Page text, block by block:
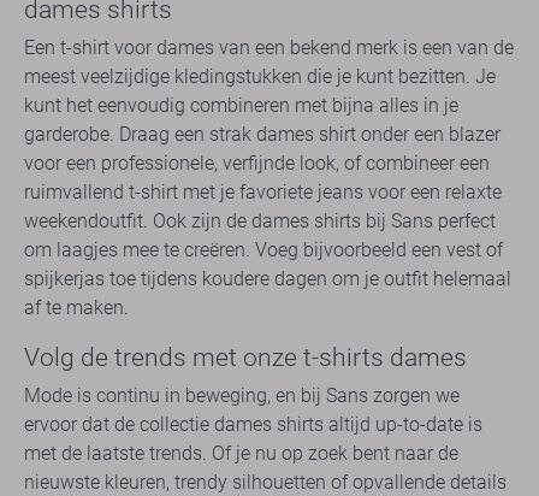
dames shirts
Een t-shirt voor dames van een bekend merk is een van de
meest veelzijdige kledingstukken die je kunt bezitten. Je
kunt het eenvoudig combineren met bijna alles in je
garderobe. Draag een strak dames shirt onder een blazer
voor een professionele, verfijnde look, of combineer een
ruimvallend t-shirt met je favoriete jeans voor een relaxte
weekendoutfit. Ook zijn de dames shirts bij Sans perfect
om laagjes mee te creëren. Voeg bijvoorbeeld een vest of
spijkerjas toe tijdens koudere dagen om je outfit helemaal
af te maken.
Volg de trends met onze t-shirts dames
Mode is continu in beweging, en bij Sans zorgen we
ervoor dat de collectie dames shirts altijd up-to-date is
met de laatste trends. Of je nu op zoek bent naar de
nieuwste kleuren, trendy silhouetten of opvallende details